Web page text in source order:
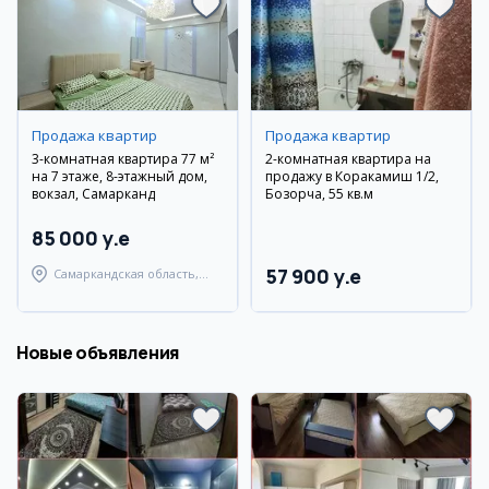
Продажа квартир
3-комнатная квартира 77 м²
на 7 этаже, 8-этажный дом,
вокзал, Самарканд
85 000 y.e
Самаркандская область,
Продажа квартир
2-комнатная квартира на
продажу в Коракамиш 1/2,
Бозорча, 55 кв.м
57 900 y.e
Новые объявления